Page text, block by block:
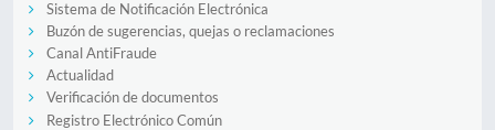
Sistema de Notificación Electrónica
Buzón de sugerencias, quejas o reclamaciones
Canal AntiFraude
Actualidad
Verificación de documentos
Registro Electrónico Común